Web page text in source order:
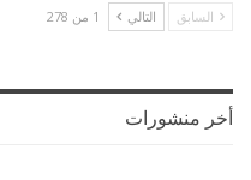
السابق التالي 1 من 278
أخر منشورات